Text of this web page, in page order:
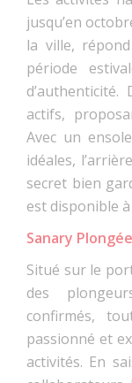
jusqu’en
la ville,
période
actifs,
Avec un
idéales,
secret bien
est disponible
Sanary
Situé sur le
des
confirmés,
passionné et
activités. En